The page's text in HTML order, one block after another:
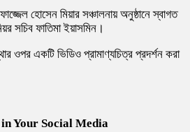
হোসেন মিয়ার সঞ্চালনায় অনুষ্ঠানে স্বাগত
সচিব ফাতিমা ইয়াসমিন।
ওপর একটি ভিডিও প্রামাণ্যচিত্র প্রদর্শন করা
Your Social Media